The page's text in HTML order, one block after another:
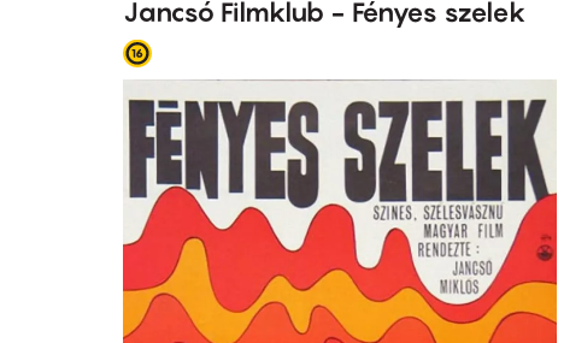
Jancsó Filmklub - Fényes szelek